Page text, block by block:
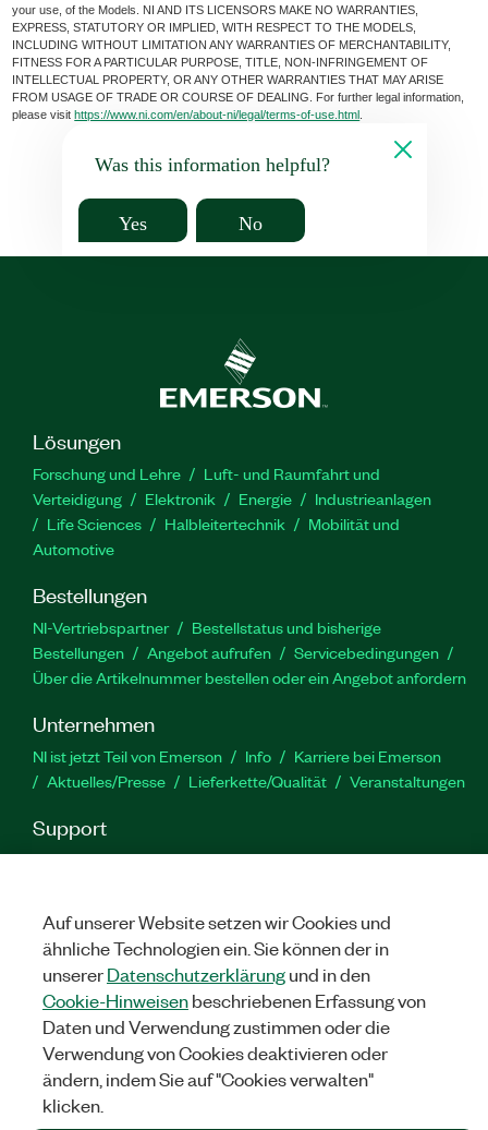
your use, of the Models. NI AND ITS LICENSORS MAKE NO WARRANTIES,
EXPRESS, STATUTORY OR IMPLIED, WITH RESPECT TO THE MODELS,
INCLUDING WITHOUT LIMITATION ANY WARRANTIES OF MERCHANTABILITY,
FITNESS FOR A PARTICULAR PURPOSE, TITLE, NON-INFRINGEMENT OF
INTELLECTUAL PROPERTY, OR ANY OTHER WARRANTIES THAT MAY ARISE
FROM USAGE OF TRADE OR COURSE OF DEALING. For further legal information,
please visithttps://www.ni.com/en/about-ni/legal/terms-of-use.html
Was this information helpful?
Yes No
Lösungen
Forschung und Lehre
Luft- und Raumfahrt und
Verteidigung
Elektronik Energie
Industrieanlagen
Life Sciences
Halbleitertechnik
Mobilität und
Automotive
Bestellungen
NI-Vertriebspartner
Bestellstatus und bisherige
Bestellungen
Angebot aufrufen
Servicebedingungen
Über die Artikelnummer bestellen oder ein Angebot anfordern
Unternehmen
NI ist jetzt Teil von Emerson Info
Karriere bei Emerson
Aktuelles/Presse
Lieferkette/Qualität Veranstaltungen
Support
Downloads Produktdokumentation
Diskussionsforen
YouTube
Twitter
RECHTLICHE HINWEISE
©NATIONAL INSTRUMENTS CORP. ALLE RECHTE VORBEHALTEN.
Auf unserer Website setzen wir Cookies und
ähnliche Technologien ein. Sie können der in
unsererDatenschutzerklärungund in den
Cookie-Hinweisenbeschriebenen Erfassung von
Daten und Verwendung zustimmen oder die
Verwendung von Cookies deaktivieren oder
ändern, indem Sie auf "Cookies verwalten"
klicken.